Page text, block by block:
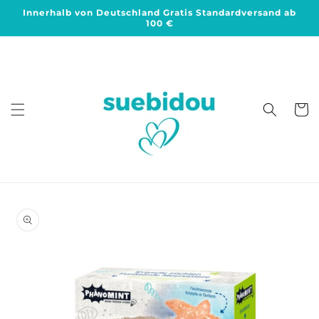
zum
Innerhalb von Deutschland Gratis Standardversand ab
100 €